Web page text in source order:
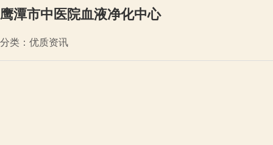
鹰潭市中医院血液净化中心
分类：优质资讯